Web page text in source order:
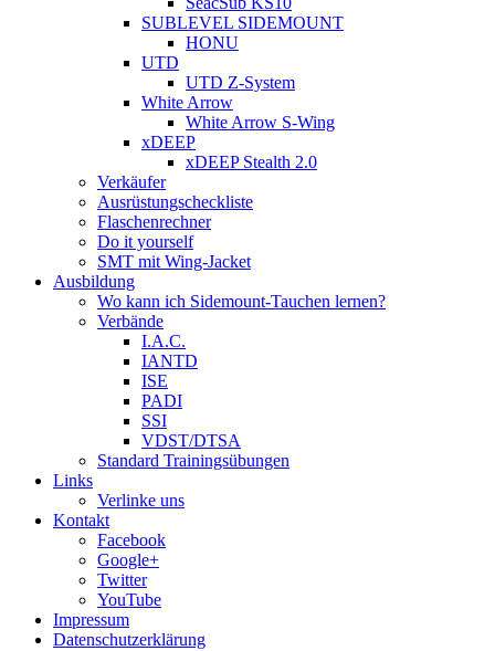
SUBLEVEL SIDEMOUNT
HONU
UTD
UTD Z-System
White Arrow
White Arrow S-Wing
xDEEP
xDEEP Stealth 2.0
Verkäufer
Ausrüstungscheckliste
Flaschenrechner
Do it yourself
SMT mit Wing-Jacket
Ausbildung
Wo kann ich Sidemount-Tauchen lernen?
Verbände
I.A.C.
IANTD
ISE
PADI
SSI
VDST/DTSA
Standard Trainingsübungen
Links
Verlinke uns
Kontakt
Facebook
Google+
Twitter
YouTube
Impressum
Datenschutzerklärung